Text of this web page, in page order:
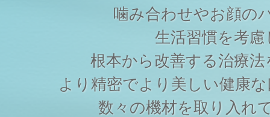
噛み合わせやお顔の
生活習慣を考慮
根本から改善する治療
より精密でより美しい健康
数々の機材を取り入れ